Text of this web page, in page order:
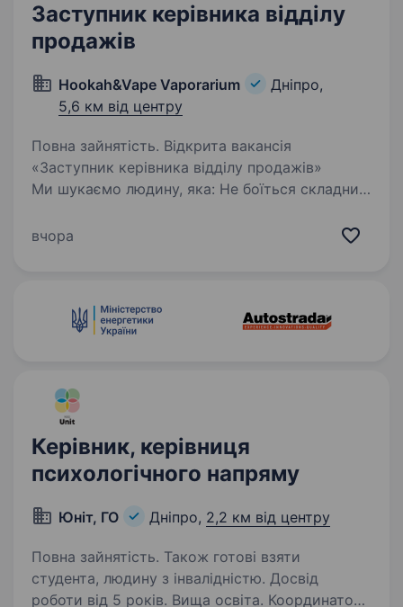
Заступник керівника відділу
продажів
Hookah&Vape Vaporarium
Дніпро,
5,6 км від центру
Повна зайнятість. Відкрита вакансія
«Заступник керівника відділу продажів»
Ми шукаємо людину, яка: Не боїться складних
відповідальність. Хоче стати частиною
вчора
Керівник, керівниця
психологічного напряму
Юніт, ГО Дніпро, 2,2 км від центру
Повна зайнятість. Також готові взяти
студента, людину з інвалідністю. Досвід
роботи від 5 років. Вища освіта. Координатор